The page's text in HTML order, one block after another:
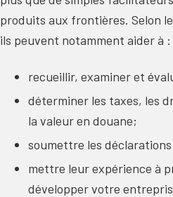
produits aux frontières. Selon
ils peuvent notamment aider à :
recueillir, examiner et
déterminer les taxes, les
la valeur en douane;
soumettre les
mettre leur expérience à
développer votre